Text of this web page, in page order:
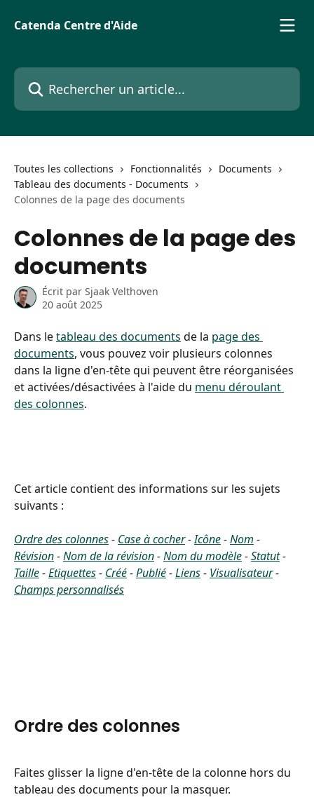
Catenda Centre d'Aide
Rechercher un article...
Toutes les collections Fonctionnalités
Documents
Tableau des documents - Documents
Colonnes de la page des documents
Colonnes de la page des
documents
Écrit par Sjaak Velthoven
20 août 2025
Dans le tableau des documents de la page des
documents, vous pouvez voir plusieurs colonnes
dans la ligne d'en-tête qui peuvent être réorganisées
et activées/désactivées à l'aide du menu déroulant
des colonnes.
Cet article contient des informations sur les sujets
suivants :
Ordre des colonnes - Case à cocher - Icône - Nom -
Révision - Nom de la révision - Nom du modèle - Statut -
Taille - Etiquettes - Créé - Publié - Liens - Visualisateur -
Champs personnalisés
Ordre des colonnes
Faites glisser la ligne d'en-tête de la colonne hors du
tableau des documents pour la masquer.